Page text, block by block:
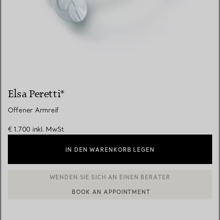
Elsa Peretti®
Offener Armreif
€ 1.700 inkl. MwSt
IN DEN WARENKORB LEGEN
EINEN KUNDENBERATER KONTAKTIEREN ODER EINEN